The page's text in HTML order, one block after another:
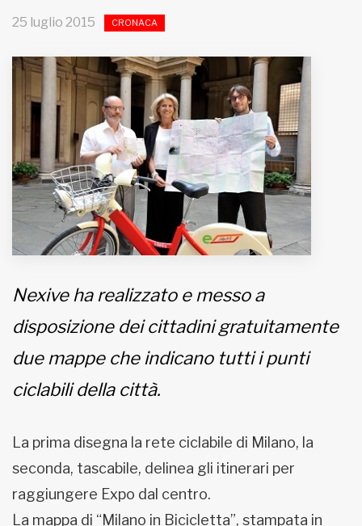
HOME
MUNICIPI
Inviateci le vostre segnalazioni
Iscriviti alla newsletter
www.viveremilano.info
Fondato e diretto da Enzo De
Imbonati, 89 20159 Milano (Italia)
Informativa sulla privacy
25 luglio 2015 CRONACA
Nexive ha realizzato e messo a
disposizione dei cittadini gratuitamente
due mappe che indicano tutti i punti
ciclabili della città.
La prima disegna la rete ciclabile di Milano, la
seconda, tascabile, delinea gli itinerari per
raggiungere Expo dal centro.
La mappa di “Milano in Bicicletta”, stampata in